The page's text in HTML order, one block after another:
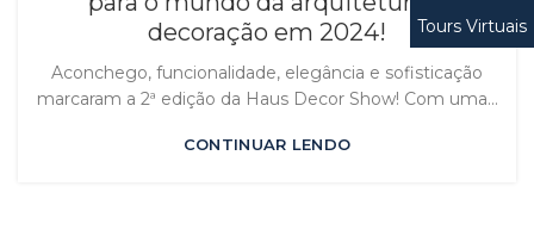
decoração em 2024!
Aconchego, funcionalidade, elegância e sofisticação
marcaram a 2ª edição da Haus Decor Show! Com uma...
CONTINUAR LENDO
Tours Virtuais